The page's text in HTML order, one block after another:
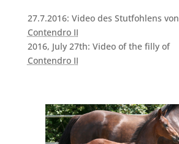
27.7.2016: Video des Stutfohlens von
Contendro II
2016, July 27th: Video of the filly of
Contendro II